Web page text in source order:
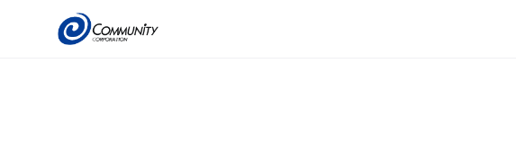
コンテンツへスキップ
株式会社コミュニティー